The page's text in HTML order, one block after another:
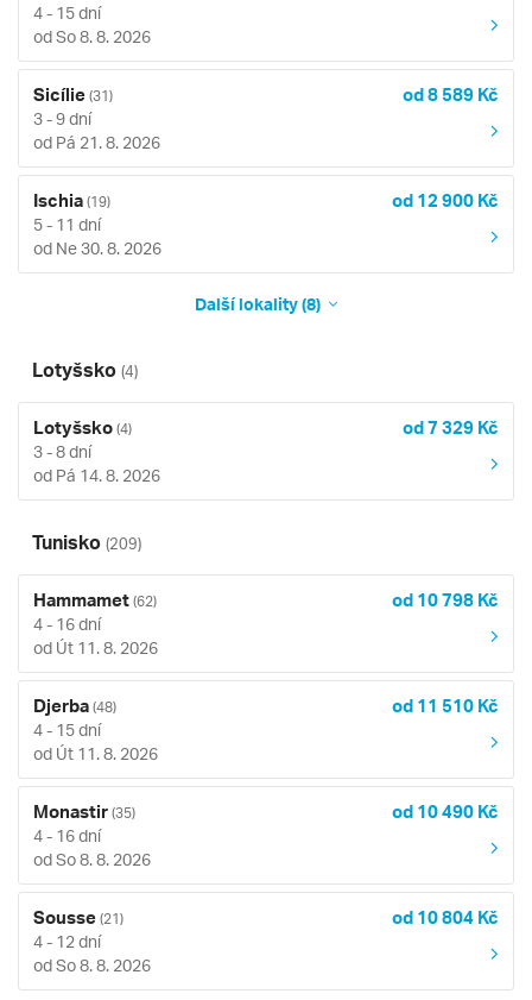
4 - 15 dní
od So 8. 8. 2026
Sicílie (31) od 8 589 Kč
3 - 9 dní
od Pá 21. 8. 2026
Ischia (19) od 12 900 Kč
5 - 11 dní
od Ne 30. 8. 2026
Další lokality (8)
Lotyšsko (4)
Lotyšsko (4) od 7 329 Kč
3 - 8 dní
od Pá 14. 8. 2026
Tunisko (209)
Hammamet (62) od 10 798 Kč
4 - 16 dní
od Út 11. 8. 2026
Djerba (48) od 11 510 Kč
4 - 15 dní
od Út 11. 8. 2026
Monastir (35) od 10 490 Kč
4 - 16 dní
od So 8. 8. 2026
Sousse (21) od 10 804 Kč
4 - 12 dní
od So 8. 8. 2026